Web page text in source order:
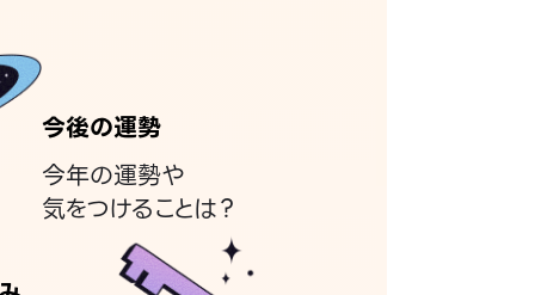
今後の運勢
今年の運勢や
気をつけることは？